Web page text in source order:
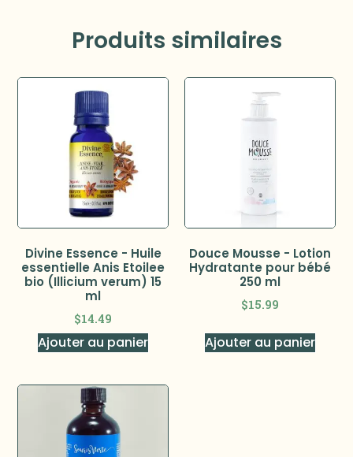
Produits similaires
Divine Essence - Huile
essentielle Anis Etoilee
bio (Illicium verum) 15
ml
$14.49
Ajouter au panier
Douce Mousse - Lotion
Hydratante pour bébé
250 ml
$15.99
Ajouter au panier